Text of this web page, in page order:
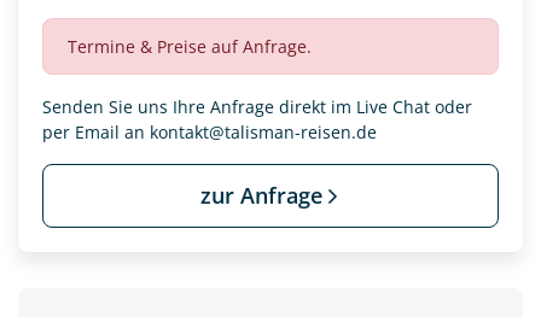
Termine & Preise auf Anfrage.
Senden Sie uns Ihre Anfrage direkt im Live Chat oder
per Email an kontakt@talisman-reisen.de
zur Anfrage